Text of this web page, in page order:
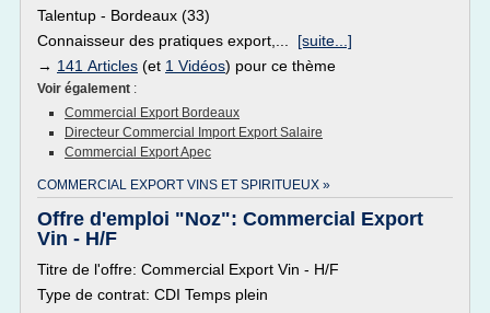
Talentup - Bordeaux (33)
Connaisseur des pratiques export,... [suite...]
→ 141 Articles (et 1 Vidéos) pour ce thème
Voir également :
Commercial Export Bordeaux
Directeur Commercial Import Export Salaire
Commercial Export Apec
COMMERCIAL EXPORT VINS ET SPIRITUEUX »
Offre d'emploi "Noz": Commercial Export
Vin - H/F
Titre de l'offre: Commercial Export Vin - H/F
Type de contrat: CDI Temps plein